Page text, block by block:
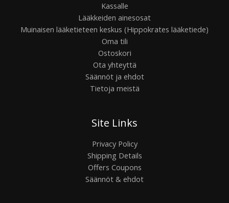
Kassalle
Lääkkeiden ainesosat
Muinaisen lääketieteen keskus (Hippokrates lääketiede)
Oma tili
Ostoskori
Ota yhteyttä
Säännöt ja ehdot
Tietoja meistä
Site Links
Privacy Policy
Shipping Details
Offers Coupons
Säännöt & ehdot